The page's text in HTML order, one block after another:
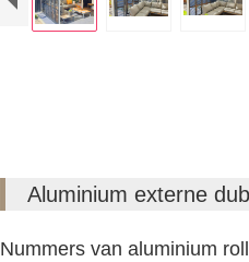
Aluminium externe
Nummers van aluminium